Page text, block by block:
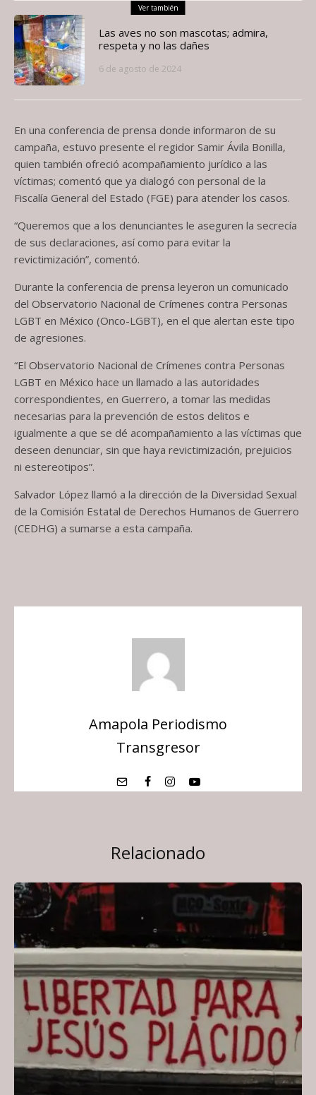
Ver también
Las aves no son mascotas; admira,
respeta y no las dañes
6 de agosto de 2024
En una conferencia de prensa donde informaron de su
campaña, estuvo presente el regidor Samir Ávila Bonilla,
quien también ofreció acompañamiento jurídico a las
víctimas; comentó que ya dialogó con personal de la
Fiscalía General del Estado (FGE) para atender los casos.
“Queremos que a los denunciantes le aseguren la secrecía
de sus declaraciones, así como para evitar la
revictimización”, comentó.
Durante la conferencia de prensa leyeron un comunicado
del Observatorio Nacional de Crímenes contra Personas
LGBT en México (Onco-LGBT), en el que alertan este tipo
de agresiones.
“El Observatorio Nacional de Crímenes contra Personas
LGBT en México hace un llamado a las autoridades
correspondientes, en Guerrero, a tomar las medidas
necesarias para la prevención de estos delitos e
igualmente a que se dé acompañamiento a las víctimas que
deseen denunciar, sin que haya revictimización, prejuicios
ni estereotipos”.
Salvador López llamó a la dirección de la Diversidad Sexual
de la Comisión Estatal de Derechos Humanos de Guerrero
(CEDHG) a sumarse a esta campaña.
Amapola Periodismo
Transgresor
Relacionado